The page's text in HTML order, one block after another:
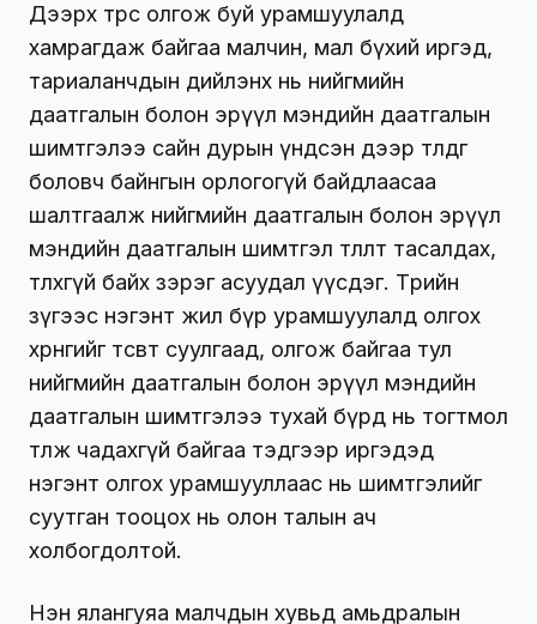
Дээрх төрөөс олгож буй урамшуулалд
хамрагдаж байгаа малчин, мал бүхий иргэд,
тариаланчдын дийлэнх нь нийгмийн
даатгалын болон эрүүл мэндийн даатгалын
шимтгэлээ сайн дурын үндсэн дээр төлдөг
боловч байнгын орлогогүй байдлаасаа
шалтгаалж нийгмийн даатгалын болон эрүүл
мэндийн даатгалын шимтгэл төлөлт тасалдах,
төлөхгүй байх зэрэг асуудал үүсдэг. Төрийн
зүгээс нэгэнт жил бүр урамшуулалд олгох
хөрөнгийг төсөвт суулгаад, олгож байгаа тул
нийгмийн даатгалын болон эрүүл мэндийн
даатгалын шимтгэлээ тухай бүрд нь тогтмол
төлж чадахгүй байгаа тэдгээр иргэдэд
нэгэнт олгох урамшууллаас нь шимтгэлийг
суутган тооцох нь олон талын ач
холбогдолтой.
Нэн ялангуяа малчдын хувьд амьдралын